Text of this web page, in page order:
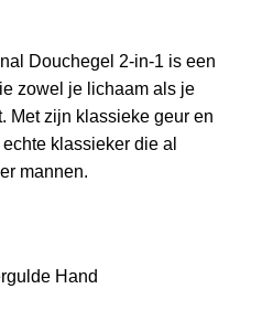
Douchegel 2-in-1 is een
zowel je lichaam als je
Met zijn klassieke geur en
klassieker die al
mannen.
Hand